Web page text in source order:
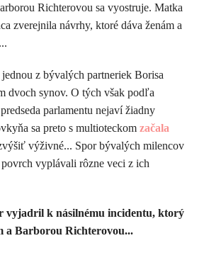
Richterovou sa vyostruje. Matka
zverejnila návrhy, ktoré dáva ženám a
z bývalých partneriek Borisa
dvoch synov. O tých však podľa
parlamentu nejaví žiadny
sa preto s multioteckom začala
výživné... Spor bývalých milencov
vyplávali rôzne veci z ich
vyjadril k násilnému incidentu, ktorý
a Barborou Richterovou...